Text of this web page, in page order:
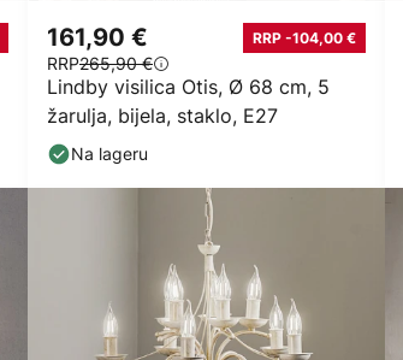
Lindby visilica Otis, Ø 68 cm, 5
žarulja, bijela, staklo, E27
161,90 € RRP -104,00 €
RRP265,90 €
Na lageru